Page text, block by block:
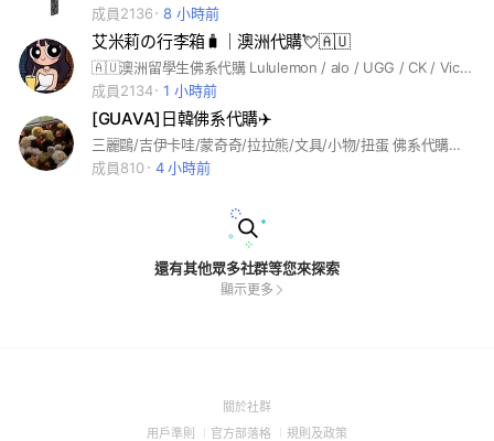
成員2136
8 小時前
艾米莉の行李箱🧳｜澳洲代購💘🇦🇺
🇦🇺澳洲留學生佛系代購 Lululemon / alo / UGG / CK / Victoria’s Secret / Pandora / Lorna Jane / CSB / Princess Polly / Tiger Mist🛍️ 其他品牌也歡迎私訊點菜💌
成員2134
1 小時前
[GUAVA]日韓佛系代購✈️
三麗鷗/吉伊卡哇/蒙奇奇/拉拉熊/文具/小物/扭蛋 佛系代購群 退出後無法再次加入✨💕
成員810
4 小時前
還有其他眾多社群等您來探索
顯示更多
關於社群(Open
用戶準則 (Open
官方部落格 (Open
規則及政策(Open